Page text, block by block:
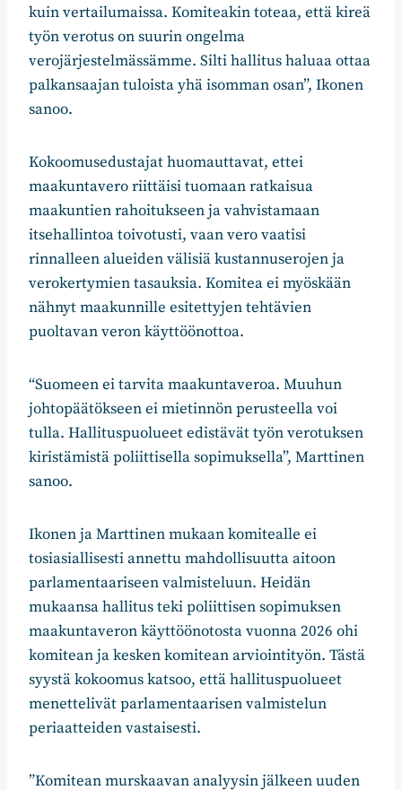
kuin vertailumaissa. Komiteakin toteaa, että kireä
työn verotus on suurin ongelma
verojärjestelmässämme. Silti hallitus haluaa ottaa
palkansaajan tuloista yhä isomman osan”, Ikonen
sanoo.
Kokoomusedustajat huomauttavat, ettei
maakuntavero riittäisi tuomaan ratkaisua
maakuntien rahoitukseen ja vahvistamaan
itsehallintoa toivotusti, vaan vero vaatisi
rinnalleen alueiden välisiä kustannuserojen ja
verokertymien tasauksia. Komitea ei myöskään
nähnyt maakunnille esitettyjen tehtävien
puoltavan veron käyttöönottoa.
“Suomeen ei tarvita maakuntaveroa. Muuhun
johtopäätökseen ei mietinnön perusteella voi
tulla. Hallituspuolueet edistävät työn verotuksen
kiristämistä poliittisella sopimuksella”, Marttinen
sanoo.
Ikonen ja Marttinen mukaan komitealle ei
tosiasiallisesti annettu mahdollisuutta aitoon
parlamentaariseen valmisteluun. Heidän
mukaansa hallitus teki poliittisen sopimuksen
maakuntaveron käyttöönotosta vuonna 2026 ohi
komitean ja kesken komitean arviointityön. Tästä
syystä kokoomus katsoo, että hallituspuolueet
menettelivät parlamentaarisen valmistelun
periaatteiden vastaisesti.
”Komitean murskaavan analyysin jälkeen uuden